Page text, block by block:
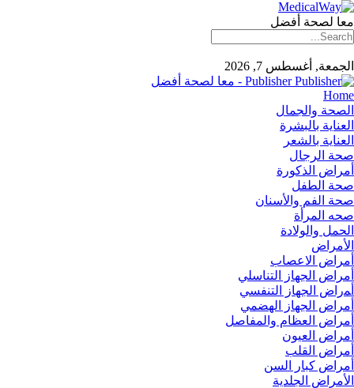
معا لصحة أفضل
الجمعة, أغسطس 7, 2026
Publisher - معا لصحة أفضل
Home
الصحة والجمال
العناية بالبشرة
العناية بالشعر
صحة الرجال
أمراض الذكورة
صحة الطفل
صحة الفم والأسنان
صحه المرأة
الحمل والولادة
الأمراض
أمراض الاعصاب
أمراض الجهاز التناسلي
أﻤراض اﻟﺠﻬﺎز اﻟﺘﻨﻔﺴﻲ
أمراض الجهاز الهضمي
أمراض العظام والمفاصل
أمراض العيون
أمراض القلب
أمراض كبار السن
الأمراض الجلدية